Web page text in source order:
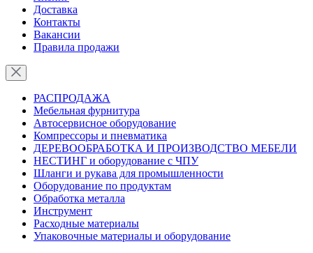
Доставка
Контакты
Вакансии
Правила продажи
РАСПРОДАЖА
Мебельная фурнитура
Автосервисное оборудование
Компрессоры и пневматика
ДЕРЕВООБРАБОТКА И ПРОИЗВОДСТВО МЕБЕЛИ
НЕСТИНГ и оборудование с ЧПУ
Шланги и рукава для промышленности
Оборудование по продуктам
Обработка металла
Инструмент
Расходные материалы
Упаковочные материалы и оборудование